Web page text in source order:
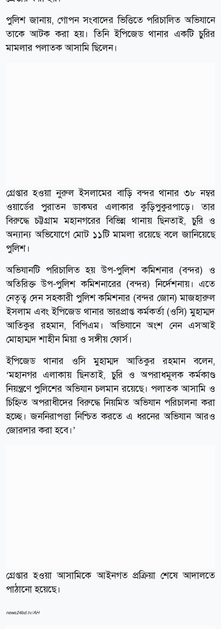
পুলিশ জানায়, গোপন সংবাদের ভিত্তিতে পরিচালিত অভিযানে
তাকে আটক করা হয়। তিনি ইপিজেড থানার একটি চুরির
মামলার পলাতক আসামি ছিলেন।
গ্রেপ্তার হওয়া নুরুল ইসলামের বাড়ি বন্দর থানার ৩৮ নম্বর
ওয়ার্ডের পুরাতন ডাকঘর এলাকার কুড়িপুকুরপাড়ে। তার
বিরুদ্ধে চট্টগ্রাম মহানগরের বিভিন্ন থানায় ছিনতাই, চুরি ও
অন্যান্য অভিযোগে মোট ১১টি মামলা রয়েছে বলে জানিয়েছে
পুলিশ।
অভিযানটি পরিচালিত হয় উপ-পুলিশ কমিশনার (বন্দর) ও
অতিরিক্ত উপ-পুলিশ কমিশনারের (বন্দর) নির্দেশনায়। এতে
নেতৃত্ব দেন সহকারী পুলিশ কমিশনার (বন্দর জোন) মাজহারুল
ইসলাম এবং ইপিজেড থানার ভারপ্রাপ্ত কর্মকর্তা (ওসি) মুহাম্মদ
আতিকুর রহমান, বিপিএম। অভিযানে অংশ নেন এসআই
মোহাম্মদ শাহীন মিয়া ও সঙ্গীয় ফোর্স।
ইপিজেড থানার ওসি মুহাম্মদ আতিকুর রহমান বলেন,
‘মহানগর এলাকায় ছিনতাই, চুরি ও অপরাধমূলক কর্মকাণ্ড
নিয়ন্ত্রণে পুলিশের অভিযান চলমান রয়েছে। পলাতক আসামি ও
চিহ্নিত অপরাধীদের বিরুদ্ধে নিয়মিত অভিযান পরিচালনা করা
হচ্ছে। জননিরাপত্তা নিশ্চিত করতে এ ধরনের অভিযান আরও
জোরদার করা হবে।’
গ্রেপ্তার হওয়া আসামিকে আইনগত প্রক্রিয়া শেষে আদালতে
পাঠানো হয়েছে।
news24bd.tv/AH